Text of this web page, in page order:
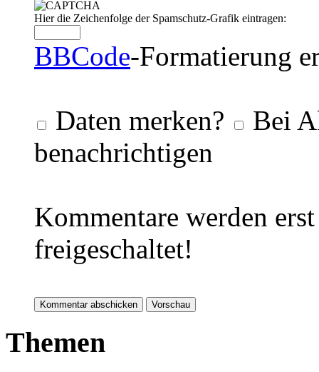
Hier die Zeichenfolge der Spamschutz-Grafik eintragen:
BBCode-Formatierung
Daten merken?
Bei
benachrichtigen
Kommentare werden
freigeschaltet!
Themen